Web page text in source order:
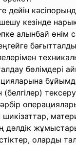
дейін
кезінде
алынбай өнім
бөлімдері
дәлдік
оларды